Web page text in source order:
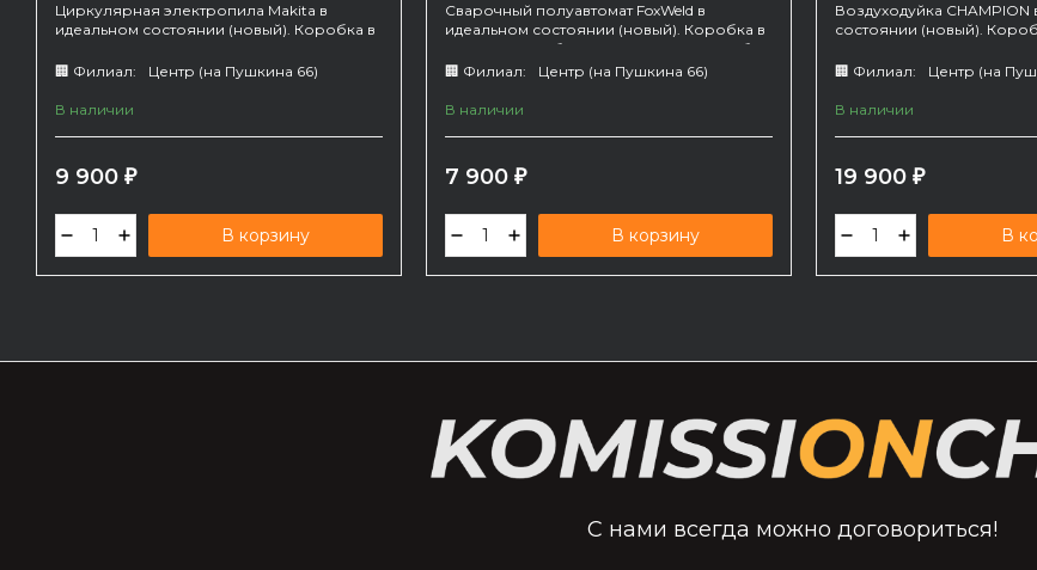
Циркулярная электропила Makita в
идеальном состоянии (новый). Коробка в
🏢 Филиал:
Центр (на Пушкина 66)
В наличии
9 900 ₽
В корзину
Сварочный полуавтомат FoxWeld в
идеальном состоянии (новый). Коробка в
комплекте. Работает только в режиме без
газа.
🏢 Филиал: Центр (на Пушкина 66)
В наличии
7 900 ₽
В корзину
Воздуходуйка CHAMPION
состоянии (новый).
🏢 Филиал: Центр (на
В наличии
19 900 ₽
В
С нами всегда можно договориться!